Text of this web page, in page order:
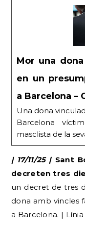
Mor una
en un
a Barcelona –
Una dona
Barcelona
masclista de la
| 17/11/25 |Sant
decreten tres
un decret de tres
dona amb vincles
a Barcelona. |